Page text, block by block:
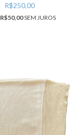
R$250,00
R$50,00SEM JUROS